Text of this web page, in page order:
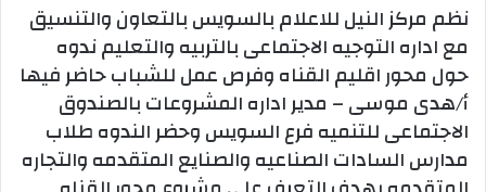
نظم مركز النيل للاعلام بالسويس بالتعاون والتنسيق
مع اداره التوجيه الاجتماعى بالتربيه والتعليم ندوه
حول محور اقليم القناه وفرص عمل للشباب حاضر فيها
أ/هدى موسى – مدير اداره المشروعات بالصندوق
الاجتماعى للتنميه فرع السويس وحضر الندوه طلاب
مدارس السادات الصناعيه والصنايع المتقدمه والتجاره